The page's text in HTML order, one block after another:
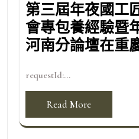
第三屆年夜國工
會專包養經驗暨
河南分論壇在重
requestId:...
Read More